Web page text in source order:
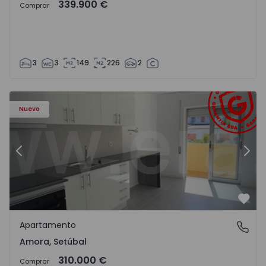
Comprar 339.900 €
3 3 149 226 2
Nuevo
Apartamento T2 Seixal, Amora - 1575805 - 8
Anterior
Amora, Setúbal
Apartamento
Amora, Setúbal
Comprar 310.000 €